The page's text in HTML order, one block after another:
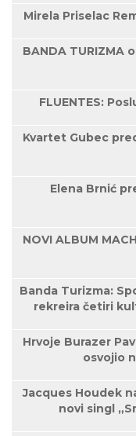
Mirela Priselac
BANDA TURIZMA
FLUENTES:
Kvartet Gubec
Elena Brnić
NOVI ALBUM
Banda Turizma:
rekreira četiri
Hrvoje Burazer
osvojio
Jacques Houdek
novi singl